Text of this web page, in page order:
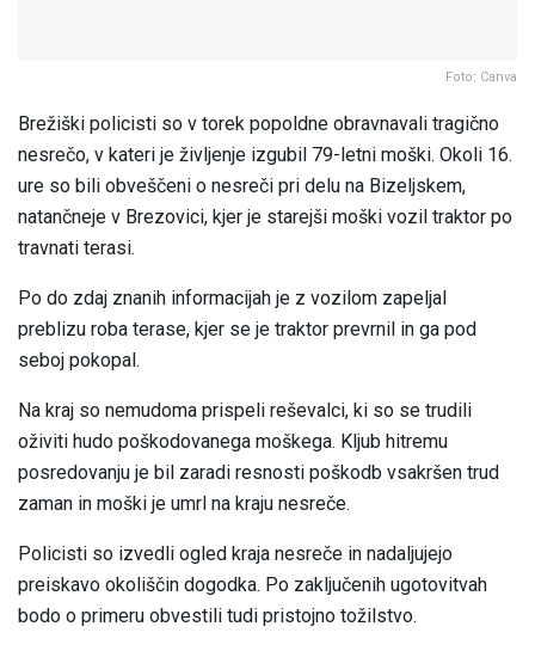
Foto: Canva
Brežiški policisti so v torek popoldne obravnavali tragično
nesrečo, v kateri je življenje izgubil 79-letni moški. Okoli 16.
ure so bili obveščeni o nesreči pri delu na Bizeljskem,
natančneje v Brezovici, kjer je starejši moški vozil traktor po
travnati terasi.
Po do zdaj znanih informacijah je z vozilom zapeljal
preblizu roba terase, kjer se je traktor prevrnil in ga pod
seboj pokopal.
Na kraj so nemudoma prispeli reševalci, ki so se trudili
oživiti hudo poškodovanega moškega. Kljub hitremu
posredovanju je bil zaradi resnosti poškodb vsakršen trud
zaman in moški je umrl na kraju nesreče.
Policisti so izvedli ogled kraja nesreče in nadaljujejo
preiskavo okoliščin dogodka. Po zaključenih ugotovitvah
bodo o primeru obvestili tudi pristojno tožilstvo.